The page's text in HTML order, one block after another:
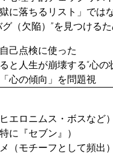
に落ちるリスト」ではな
（欠陥）”を見つける
己点検に使った
と人生が崩壊する“心の
心の傾向」を問題視
エロニムス・ボスなど）
に『セブン』）
（モチーフとして頻出）